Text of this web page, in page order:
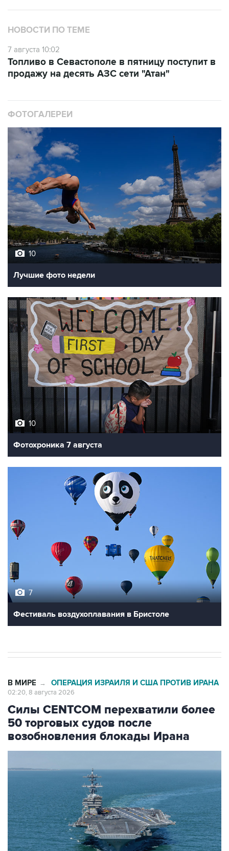
НОВОСТИ ПО ТЕМЕ
7 августа 10:02
продажу на десять АЗС сети "Атан"
10
Лучшие фото недели
10
Фотохроника 7 августа
Фестиваль воздухоплавания в Бристоле
Силы CENTCOM перехватили более
50 торговых судов после
возобновления блокады Ирана